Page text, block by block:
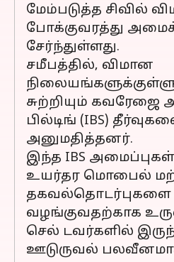
மேம்படுத்த சிவில்
போக்குவரத்து
சேர்ந்துள்ளது.
சமீபத்தில், விமான
சுற்றியும் கவரேஜை
பில்டிங் (IBS)
அனுமதித்தனர்.
இந்த IBS அமைப்புகள்
உயர்தர மொபைல்
தகவல்தொடர்புகளை
வழங்குவதற்காக
செல் டவர்களில்
ஊடுருவல்